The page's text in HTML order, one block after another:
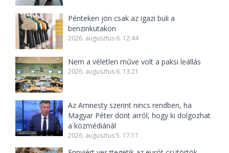
Pénteken jön csak az igazi buli a
benzinkutakon
2026. augusztus 6. 12:44
Nem a véletlen műve volt a paksi leállás
2026. augusztus 6. 13:21
Az Amnesty szerint nincs rendben, ha
Magyar Péter dönt arról, hogy ki dolgozhat
a közmédiánál
2026. augusztus 5. 17:17